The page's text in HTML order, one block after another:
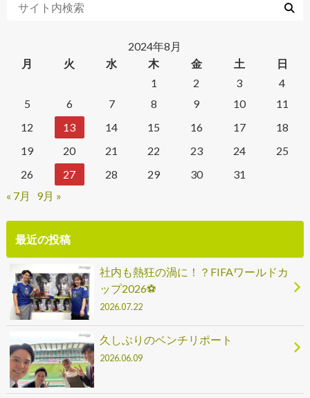
2024年8月
月
火 水 木 金 土
日
1
2 3
4
5
6 7 8 9 10
11
12
13 14 15 16 17
18
19
20 21 22 23 24
25
26
27 28 29 30
31
« 7月
9月 »
最近の投稿
社内も熱狂の渦に！？FIFAワールドカ
ップ2026⚽
2026.07.22
久しぶりのベンチリポート
2026.06.09